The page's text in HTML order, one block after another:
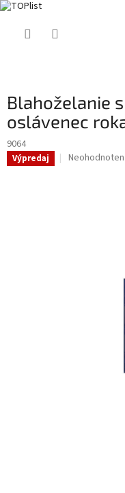
Blahoželanie
oslávenec
9064
Výpredaj
Priemerné